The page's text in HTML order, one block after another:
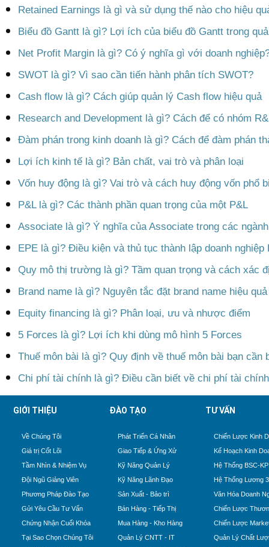
Retained Earnings là gì và sử dụng thế nào cho hiệu
Biểu đồ Gantt là gì? Lợi ích của biểu đồ Gantt trong
Net Profit Margin là gì? Có ý nghĩa gì với doanh
SWOT là gì? Vì sao cần tiến hành phân tích SWOT?
Cash flow là gì? Cách giúp quản lý Cash flow hiệu quả
Research and Development là gì? Cách để có nhóm
Đàm phán trong kinh doanh là gì? Cách để đàm phán
Lợi ích kinh tế là gì? Bản chất, vai trò và phân loại
Vốn huy động là gì? Vai trò và cách huy động vốn phổ
P&L là gì? Các thành phần quan trọng của một P&L
Associate là gì? Ý nghĩa của Associate trong các
EPE là gì? Điều kiện và thủ tục thành lập doanh nghiệp
Quy mô thị trường là gì? Tầm quan trọng và cách xác
Brand name là gì? Nguyên tắc đặt brand name hiệu quả
Equity financing là gì? Phân loại, ưu và nhược điểm
5 Forces là gì? Lợi ích khi dùng mô hình 5 Forces
Thuế môn bài là gì? Quy định về thuế môn bài bạn cần
Chi phí tài chính là gì? Điều cần biết về chi phí tài chính
GIỚI THIỆU
Về Chúng Tôi
Giá trị Cốt Lõi
Tầm Nhìn & Nhiệm Vụ
Đội Ngũ Giảng Viên
Phương Pháp Đào Tạo
Gửi Yêu Cầu Tư Vấn
Chứng Nhận Cuối Khóa
Tại Sao Chọn Chúng Tôi
ĐÀO TẠO
Phát Triển Cá Nhân
Giao Tiếp & Ứng Xử
Kỹ Năng Quản Lý
Kỹ Năng Lãnh Đạo
Sản Xuất - Bảo trì
Bán Hàng - Tiếp Thị
Mua Hàng - Kho Hàng
Quản Lý CNTT - IT
TƯ VẤN
Chiến Lược Kinh
Kế Hoạch Kinh
Hệ Thống BSC-
Hệ Thống Lương
Văn Hóa Doanh
Chiến Lược
Chiến Lược
Quản Lý Chất